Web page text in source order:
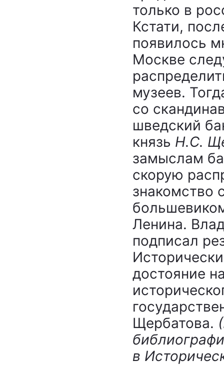
только в
Кстати,
появилось
Москве
музеев.
со
шведский
князь Н.С.
замыслам
скорую
знакомство
Ленина.
подписал
достояние
Щербатова.
в